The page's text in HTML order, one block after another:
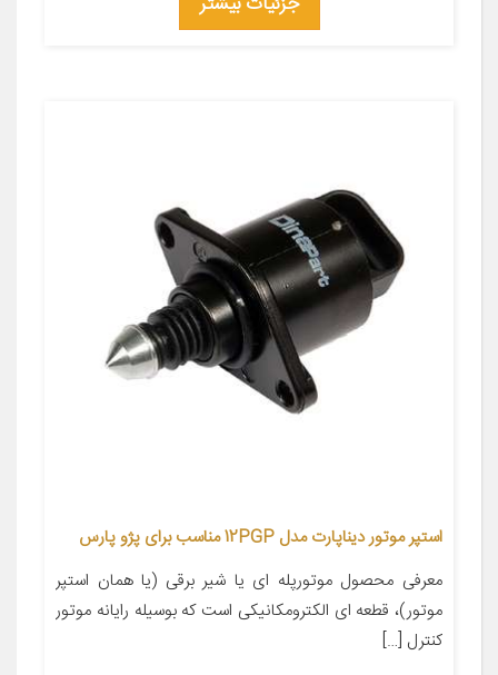
استپر موتور دیناپارت مدل 12PGP مناسب برای پژو پارس
معرفی محصول موتورپله ای یا شیر برقی (یا همان استپر
موتور)، قطعه ای الکترومکانیکی است که بوسیله رایانه موتور
کنترل […]